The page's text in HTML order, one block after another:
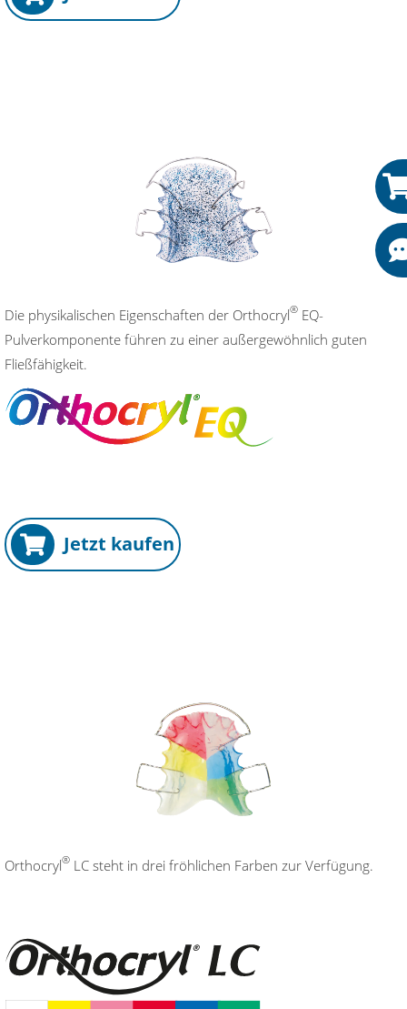
Die physikalischen Eigenschaften der Orthocryl® EQ-
Pulverkomponente führen zu einer außergewöhnlich guten
Fließfähigkeit.
Jetzt kaufen
Orthocryl® LC steht in drei fröhlichen Farben zur Verfügung.